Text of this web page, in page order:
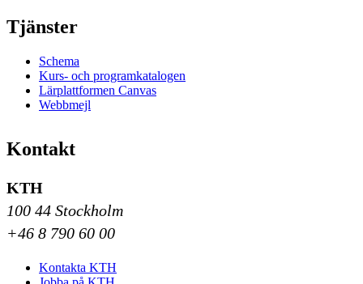
Tjänster
Schema
Kurs- och programkatalogen
Lärplattformen Canvas
Webbmejl
Kontakt
KTH
100 44 Stockholm
+46 8 790 60 00
Kontakta KTH